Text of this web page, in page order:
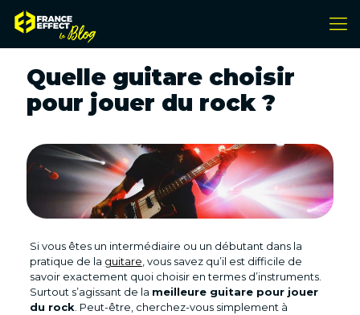
Quelle guitare choisir
pour jouer du rock ?
Si vous êtes un intermédiaire ou un débutant dans la
pratique de la guitare , vous savez qu’il est difficile de
savoir exactement quoi choisir en termes d’instruments.
Surtout s’agissant de la meilleure guitare pour jouer
du rock . Peut-être, cherchez-vous simplement à